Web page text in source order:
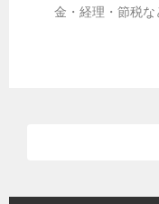
金・経理・節税な